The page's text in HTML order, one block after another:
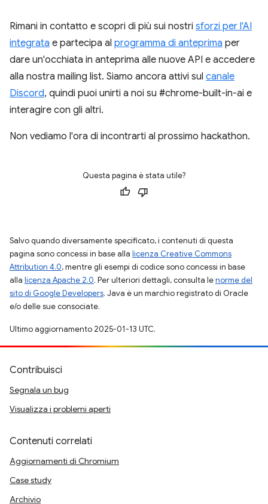
Rimani in contatto e scopri di più sui nostri sforzi per l'AI
integrata e partecipa al programma di anteprima per
dare un'occhiata in anteprima alle nuove API e accedere
alla nostra mailing list. Siamo ancora attivi sul canale
Discord, quindi puoi unirti a noi su #chrome-built-in-ai e
interagire con gli altri.
Non vediamo l'ora di incontrarti al prossimo hackathon.
Questa pagina è stata utile?
Salvo quando diversamente specificato, i contenuti di questa
pagina sono concessi in base alla licenza Creative Commons
Attribution 4.0, mentre gli esempi di codice sono concessi in base
alla licenza Apache 2.0. Per ulteriori dettagli, consulta lenorme del
sito di Google Developers. Java è un marchio registrato di Oracle
e/o delle sue consociate.
Ultimo aggiornamento 2025-01-13 UTC.
Contribuisci
Segnala un bug
Visualizza i problemi aperti
Contenuti correlati
Aggiornamenti di Chromium
Case study
Archivio